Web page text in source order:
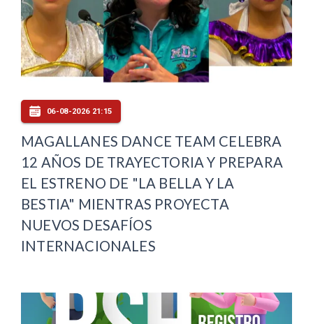
06-08-2026 21:15
MAGALLANES DANCE TEAM CELEBRA
12 AÑOS DE TRAYECTORIA Y PREPARA
EL ESTRENO DE "LA BELLA Y LA
BESTIA" MIENTRAS PROYECTA
NUEVOS DESAFÍOS
INTERNACIONALES